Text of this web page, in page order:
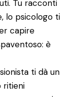
Tu racconti
lo psicologo ti
capire
è
ti dà un
ritieni